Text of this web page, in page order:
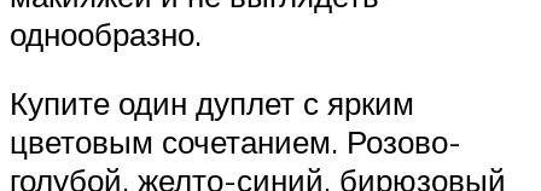
однообразно.
Купите один дуплет с ярким
цветовым сочетанием. Розово-
голубой, желто-синий, бирюзовый